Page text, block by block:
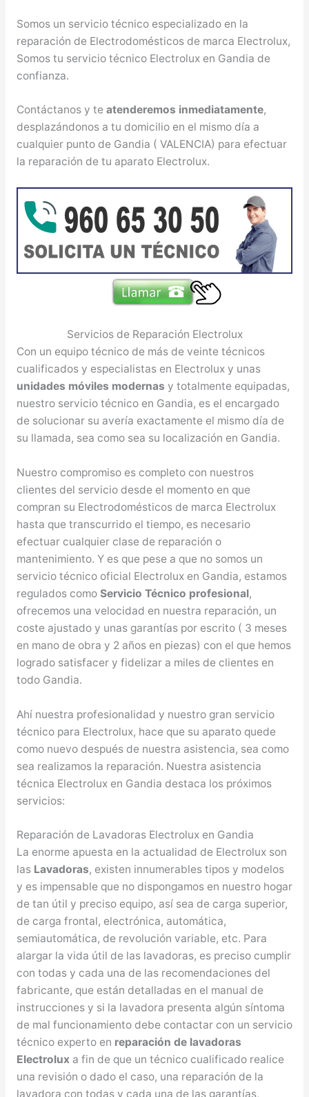
Somos un servicio técnico especializado en la
reparación de Electrodomésticos de marca Electrolux,
Somos tu servicio técnico Electrolux en Gandia de
confianza.
Contáctanos y te atenderemos inmediatamente,
desplazándonos a tu domicilio en el mismo día a
cualquier punto de Gandia ( VALENCIA) para efectuar
la reparación de tu aparato Electrolux.
Servicios de Reparación Electrolux
Con un equipo técnico de más de veinte técnicos
cualificados y especialistas en Electrolux y unas
unidades móviles modernas y totalmente equipadas,
nuestro servicio técnico en Gandia, es el encargado
de solucionar su avería exactamente el mismo día de
su llamada, sea como sea su localización en Gandia.
Nuestro compromiso es completo con nuestros
clientes del servicio desde el momento en que
compran su Electrodomésticos de marca Electrolux
hasta que transcurrido el tiempo, es necesario
efectuar cualquier clase de reparación o
mantenimiento. Y es que pese a que no somos un
servicio técnico oficial Electrolux en Gandia, estamos
regulados como Servicio Técnico profesional,
ofrecemos una velocidad en nuestra reparación, un
coste ajustado y unas garantías por escrito ( 3 meses
en mano de obra y 2 años en piezas) con el que hemos
logrado satisfacer y fidelizar a miles de clientes en
todo Gandia.
Ahí nuestra profesionalidad y nuestro gran servicio
técnico para Electrolux, hace que su aparato quede
como nuevo después de nuestra asistencia, sea como
sea realizamos la reparación. Nuestra asistencia
técnica Electrolux en Gandia destaca los próximos
servicios:
Reparación de Lavadoras Electrolux en Gandia
La enorme apuesta en la actualidad de Electrolux son
las Lavadoras, existen innumerables tipos y modelos
y es impensable que no dispongamos en nuestro hogar
de tan útil y preciso equipo, así sea de carga superior,
de carga frontal, electrónica, automática,
semiautomática, de revolución variable, etc. Para
alargar la vida útil de las lavadoras, es preciso cumplir
con todas y cada una de las recomendaciones del
fabricante, que están detalladas en el manual de
instrucciones y si la lavadora presenta algún síntoma
de mal funcionamiento debe contactar con un servicio
técnico experto en reparación de lavadoras
Electroluxa fin de que un técnico cualificado realice
una revisión o dado el caso, una reparación de la
lavadora con todas y cada una de las garantías,